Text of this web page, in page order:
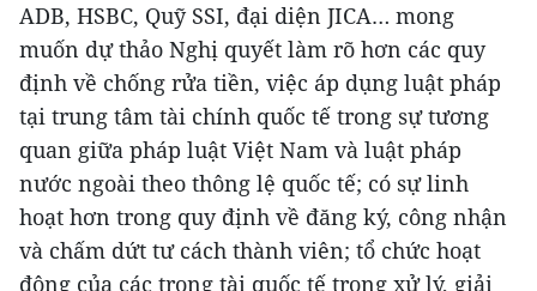
ADB, HSBC, Quỹ SSI, đại diện JICA… mong
muốn dự thảo Nghị quyết làm rõ hơn các quy
định về chống rửa tiền, việc áp dụng luật pháp
tại trung tâm tài chính quốc tế trong sự tương
quan giữa pháp luật Việt Nam và luật pháp
nước ngoài theo thông lệ quốc tế; có sự linh
hoạt hơn trong quy định về đăng ký, công nhận
và chấm dứt tư cách thành viên; tổ chức hoạt
động của các trọng tài quốc tế trong xử lý, giải